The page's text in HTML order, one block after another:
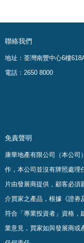
聯絡我們
地址：荃灣南豐中心6樓
電話：2650 8000
免責聲明
康華地產有限公司（本公司
作，本公司並沒有牌照處理
片由發展商提供，顧客必須
介買家之產品，根據《證劵
符合「專業投資者」資格，
業意見，買家如與發展商或